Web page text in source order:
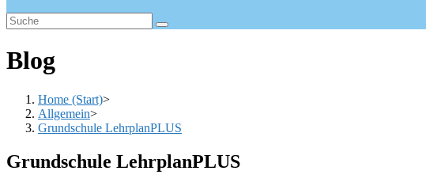
Blog
Home (Start)>
Allgemein>
Grundschule LehrplanPLUS
Grundschule LehrplanPLUS